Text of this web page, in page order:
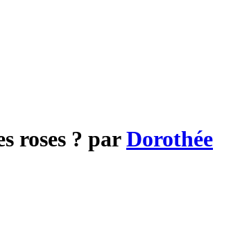
roses ? parDorothée